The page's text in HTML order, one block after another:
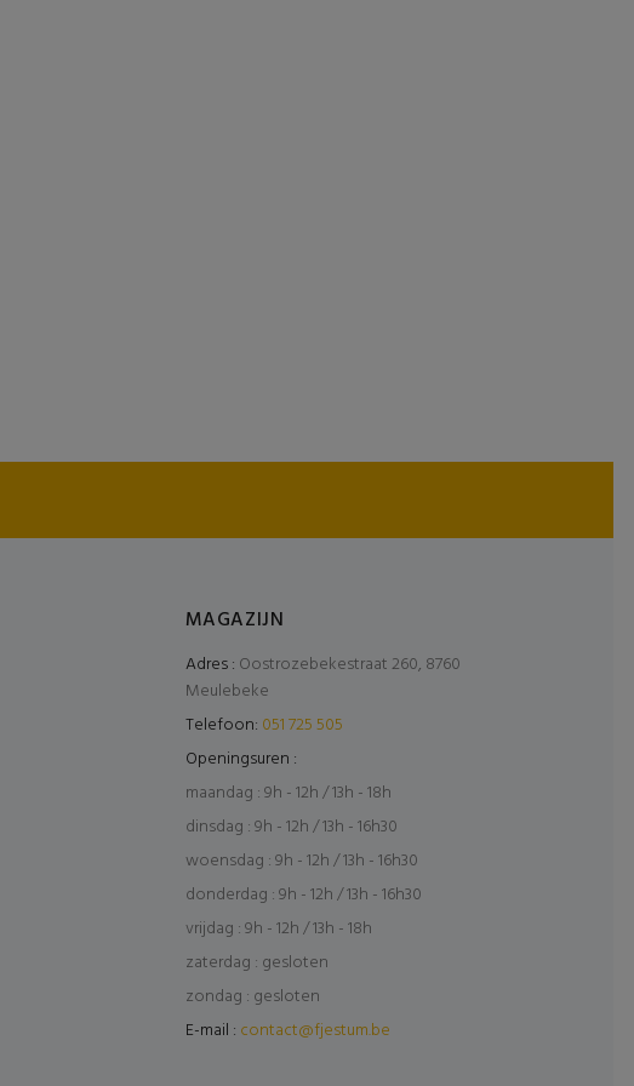
MAGAZIJN
Adres : Oostrozebekestraat 260, 8760
Meulebeke
Telefoon: 051 725 505
Openingsuren :
maandag : 9h - 12h / 13h - 18h
dinsdag : 9h - 12h / 13h - 16h30
woensdag : 9h - 12h / 13h - 16h30
donderdag : 9h - 12h / 13h - 16h30
vrijdag : 9h - 12h / 13h - 18h
zaterdag : gesloten
zondag : gesloten
E-mail : contact@fjestum.be